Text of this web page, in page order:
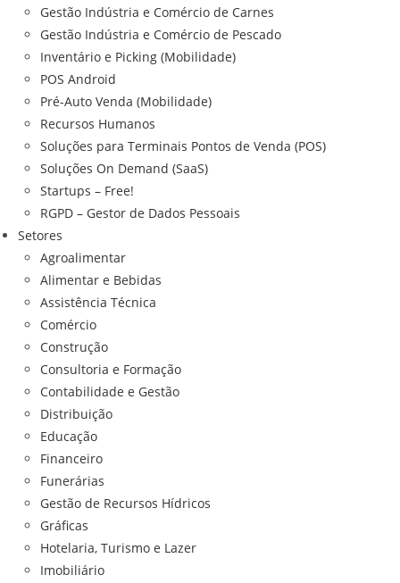
Gestão Indústria e Comércio de Carnes
Gestão Indústria e Comércio de Pescado
Inventário e Picking (Mobilidade)
POS Android
Pré-Auto Venda (Mobilidade)
Recursos Humanos
Soluções para Terminais Pontos de Venda (POS)
Soluções On Demand (SaaS)
Startups – Free!
RGPD – Gestor de Dados Pessoais
Setores
Agroalimentar
Alimentar e Bebidas
Assistência Técnica
Comércio
Construção
Consultoria e Formação
Contabilidade e Gestão
Distribuição
Educação
Financeiro
Funerárias
Gestão de Recursos Hídricos
Gráficas
Hotelaria, Turismo e Lazer
Imobiliário